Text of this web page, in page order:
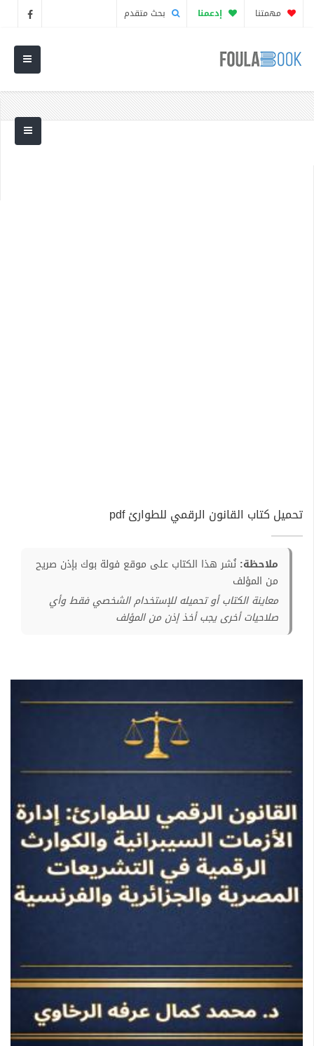
مهمتنا إدعمنا بحث متقدم
تحميل كتاب القانون الرقمي للطوارئ pdf
ملاحظة: نُشر هذا الكتاب على موقع فولة بوك بإذن صريح
من المؤلف
معاينة الكتاب أو تحميله للإستخدام الشخصي فقط وأي
صلاحيات أخرى يجب أخذ إذن من المؤلف